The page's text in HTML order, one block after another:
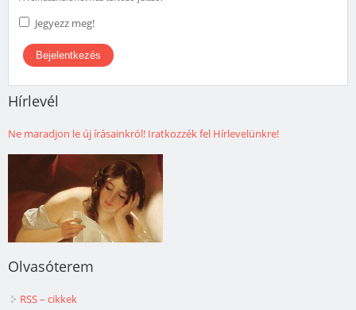
Jegyezz meg!
Hírlevél
Ne maradjon le új írásainkról! Iratkozzék fel Hírlevelünkre!
Olvasóterem
RSS – cikkek